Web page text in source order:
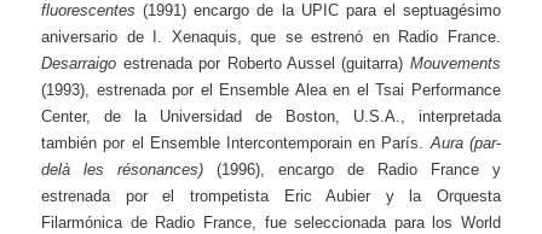
fluorescentes (1991) encargo de la UPIC para el septuagésimo
aniversario de I. Xenaquis, que se estrenó en Radio France.
Desarraigo estrenada por Roberto Aussel (guitarra) Mouvements
(1993), estrenada por el Ensemble Alea en el Tsai Performance
Center, de la Universidad de Boston, U.S.A., interpretada
también por el Ensemble Intercontemporain en París.Aura (par-
delà les résonances) (1996), encargo de Radio France y
estrenada por el trompetista Eric Aubier y la Orquesta
Filarmónica de Radio France, fue seleccionada para los World